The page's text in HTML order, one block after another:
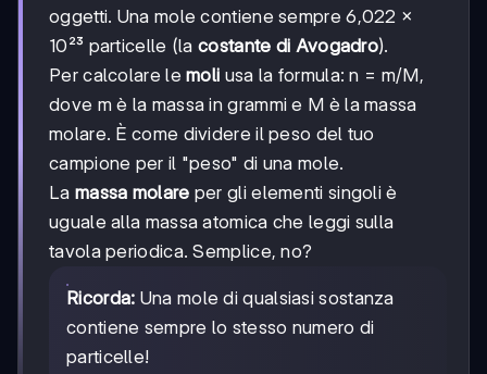
oggetti. Una mole contiene sempre 6,022 ×
10²³ particelle (lacostante di Avogadro).
Per calcolare lemoli usa la formula: n = m/M,
dove m è la massa in grammi e M è la massa
molare. È come dividere il peso del tuo
campione per il "peso" di una mole.
La massa molare per gli elementi singoli è
uguale alla massa atomica che leggi sulla
tavola periodica. Semplice, no?
Ricorda: Una mole di qualsiasi sostanza
contiene sempre lo stesso numero di
particelle!